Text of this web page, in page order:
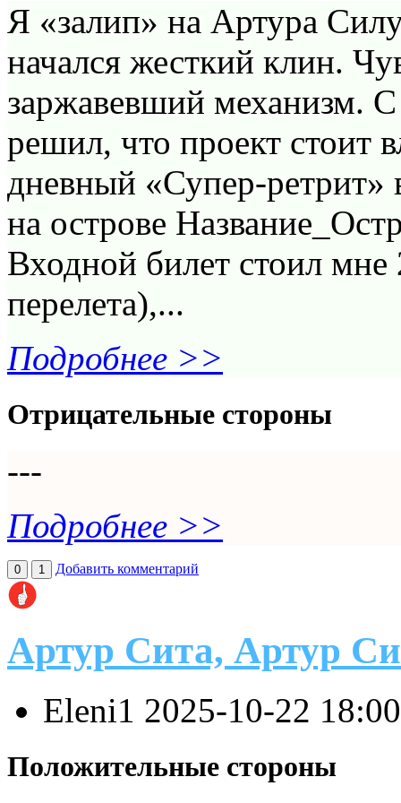
Я «залип» на Артура
начался жесткий клин.
заржавевший механизм.
решил, что проект стоит
дневный «Супер-ретрит»
на острове
Входной билет стоил мне
перелета),...
Подробнее >>
Отрицательные стороны
---
Подробнее >>
0 1 Добавить комментарий
Артур Сита, Артур
Eleni1 2025-10-22
Положительные стороны